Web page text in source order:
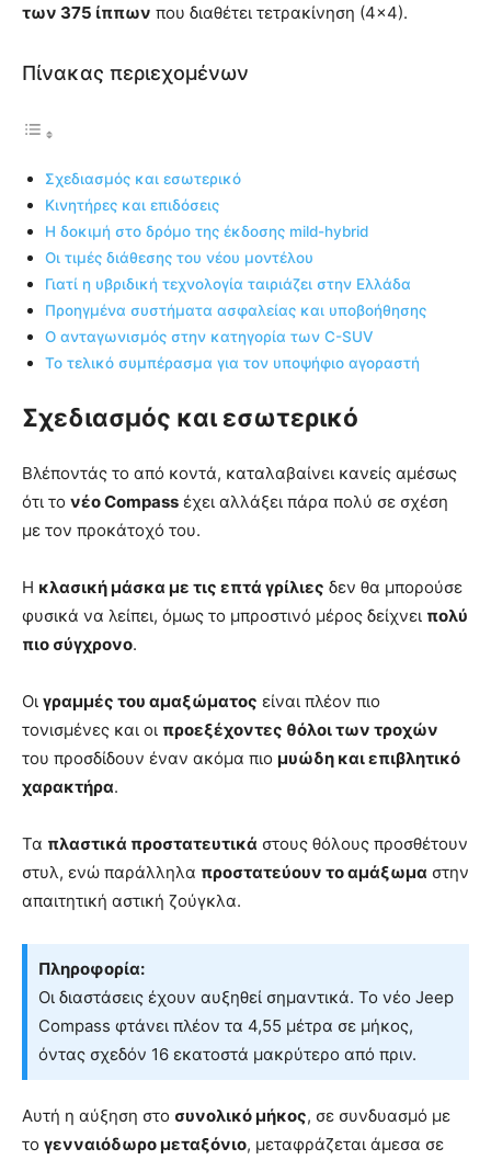
των 375 ίππων που διαθέτει τετρακίνηση (4×4).
Πίνακας περιεχομένων
Σχεδιασμός και εσωτερικό
Κινητήρες και επιδόσεις
Η δοκιμή στο δρόμο της έκδοσης mild-hybrid
Οι τιμές διάθεσης του νέου μοντέλου
Γιατί η υβριδική τεχνολογία ταιριάζει στην Ελλάδα
Προηγμένα συστήματα ασφαλείας και υποβοήθησης
Ο ανταγωνισμός στην κατηγορία των C-SUV
Το τελικό συμπέρασμα για τον υποψήφιο αγοραστή
Σχεδιασμός και εσωτερικό
Βλέποντάς το από κοντά, καταλαβαίνει κανείς αμέσως
ότι το νέο Compass έχει αλλάξει πάρα πολύ σε σχέση
με τον προκάτοχό του.
Η κλασική μάσκα με τις επτά γρίλιες δεν θα μπορούσε
φυσικά να λείπει, όμως το μπροστινό μέρος δείχνει πολύ
πιο σύγχρονο.
Οι γραμμές του αμαξώματος είναι πλέον πιο
τονισμένες και οι προεξέχοντες θόλοι των τροχών
του προσδίδουν έναν ακόμα πιο μυώδη και επιβλητικό
χαρακτήρα.
Τα πλαστικά προστατευτικά στους θόλους προσθέτουν
στυλ, ενώ παράλληλα προστατεύουν το αμάξωμα στην
απαιτητική αστική ζούγκλα.
Πληροφορία:
Οι διαστάσεις έχουν αυξηθεί σημαντικά. Το νέο Jeep
Compass φτάνει πλέον τα 4,55 μέτρα σε μήκος,
όντας σχεδόν 16 εκατοστά μακρύτερο από πριν.
Αυτή η αύξηση στο συνολικό μήκος, σε συνδυασμό με
το γενναιόδωρο μεταξόνιο, μεταφράζεται άμεσα σε